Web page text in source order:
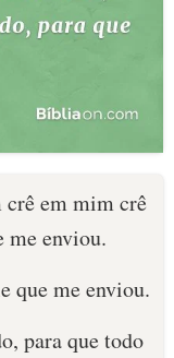
crê em mim crê
me enviou.
que me enviou.
para que todo